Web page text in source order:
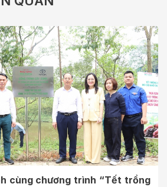
cùng chương trình “Tết trồng